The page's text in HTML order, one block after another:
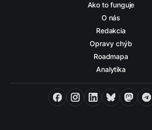
Ako to funguje
O nás
Redakcia
Opravy chýb
Roadmapa
Analytika
FacebookInstagramLinkedInBluesky